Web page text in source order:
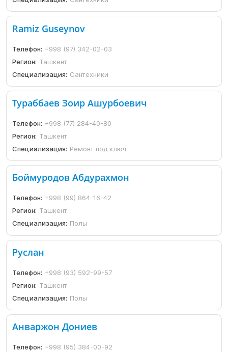
Ramiz Guseynov
Телефон: +998 (97) 342-02-03
Регион: Ташкент
Специализация: Сантехники
Тураббаев Зоир Ашурбоевич
Телефон: +998 (77) 284-40-80
Регион: Ташкент
Специализация: Ремонт под ключ
Боймуродов Абдурахмон
Телефон: +998 (99) 864-16-42
Регион: Ташкент
Специализация: Полы
Руслан
Телефон: +998 (93) 592-99-57
Регион: Ташкент
Специализация: Полы
Анваржон Дониев
Телефон: +998 (95) 384-00-92